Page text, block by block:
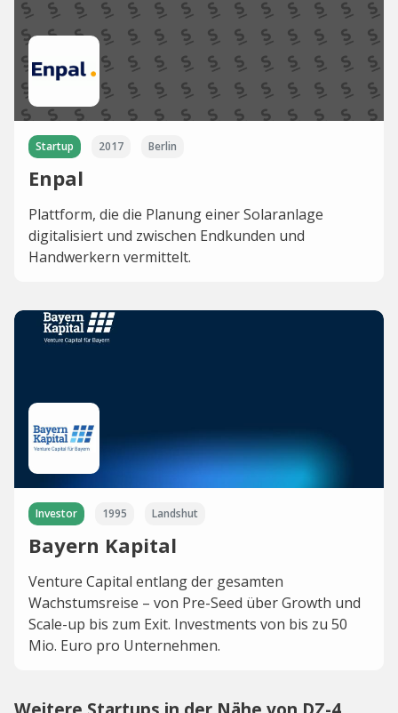
Startup 2017 Berlin
Enpal
Plattform, die die Planung einer Solaranlage
digitalisiert und zwischen Endkunden und
Handwerkern vermittelt.
Investor 1995 Landshut
Bayern Kapital
Venture Capital entlang der gesamten
Wachstumsreise – von Pre-Seed über Growth und
Scale-up bis zum Exit. Investments von bis zu 50
Mio. Euro pro Unternehmen.